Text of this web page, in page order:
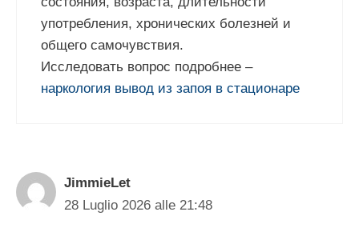
употребления, хронических болезней и
общего самочувствия.
Исследовать вопрос подробнее –
наркология вывод из запоя в стационаре
JimmieLet
28 Luglio 2026 alle 21:48